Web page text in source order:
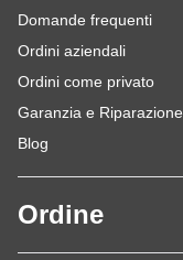
Domande frequenti
Ordini aziendali
Ordini come privato
Garanzia e Riparazione
Blog
Ordine